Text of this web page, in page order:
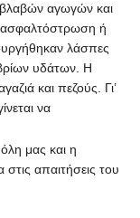
αγωγών και
ασφαλτόστρωση ή
λάσπες
υδάτων. Η
και πεζούς. Γι’
να
μας και η
απαιτήσεις του